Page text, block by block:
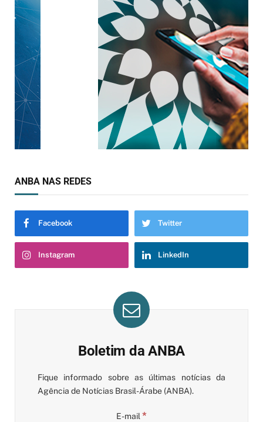
ANBA NAS REDES
Facebook Twitter
Instagram LinkedIn
Boletim da ANBA
Fique informado sobre as últimas notícias da
Agência de Notícias Brasil-Árabe (ANBA).
E-mail *